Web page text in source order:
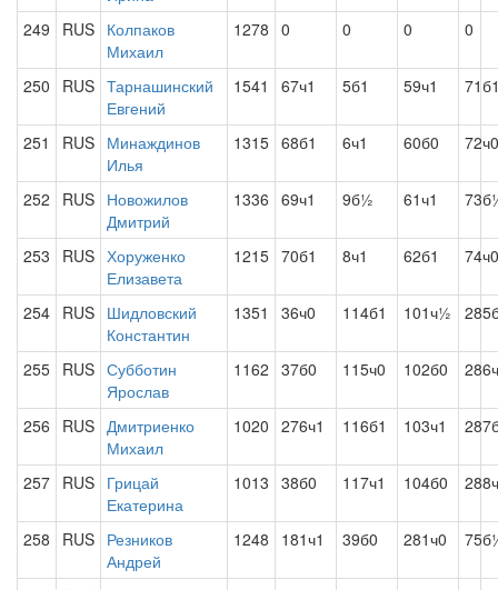
249 RUS Колпаков
Михаил
1278 0 0 0 0
250 RUS Тарнашинский
Евгений
1541 67ч1 5б1 59ч1
251 RUS Минаждинов
Илья
1315 68б1 6ч1 60б0 72ч0
252 RUS Новожилов
Дмитрий
1336 69ч1 9б½ 61ч1
253 RUS Хоруженко
Елизавета
1215 70б1 8ч1 62б1 74ч0
254 RUS Шидловский
Константин
1351 36ч0 114б1 101ч½
255 RUS Субботин
Ярослав
1162 37б0 115ч0 102б0
256 RUS Дмитриенко
Михаил
1020 276ч1 116б1 103ч1
257 RUS Грицай
Екатерина
1013 38б0 117ч1 104б0
258 RUS Резников
Андрей
1248 181ч1 39б0 281ч0